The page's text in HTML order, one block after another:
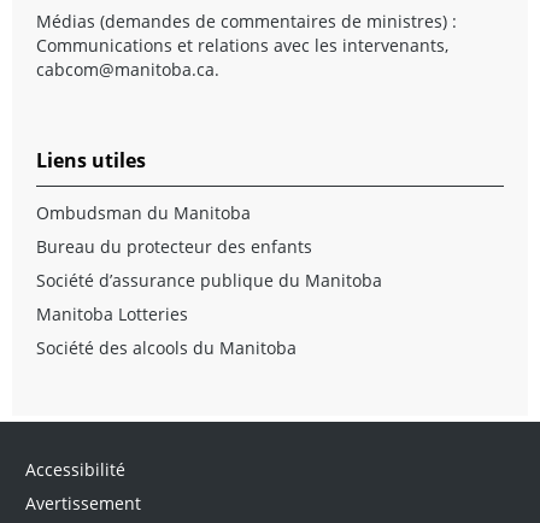
Médias (demandes de commentaires de ministres) :
Communications et relations avec les intervenants,
cabcom@manitoba.ca.
Liens utiles
Ombudsman du Manitoba
Bureau du protecteur des enfants
Société d’assurance publique du Manitoba
Manitoba Lotteries
Société des alcools du Manitoba
Accessibilité
Avertissement